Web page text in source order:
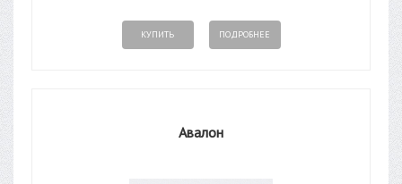
КУПИТЬ ПОДРОБНЕЕ
Авалон